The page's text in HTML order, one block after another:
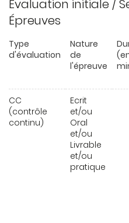
Évaluation initiale /
Épreuves
Type
d'évaluation
Nature
de
l'épreuve
CC
(contrôle
continu)
Ecrit
et/ou
Oral
et/ou
Livrable
et/ou
pratique